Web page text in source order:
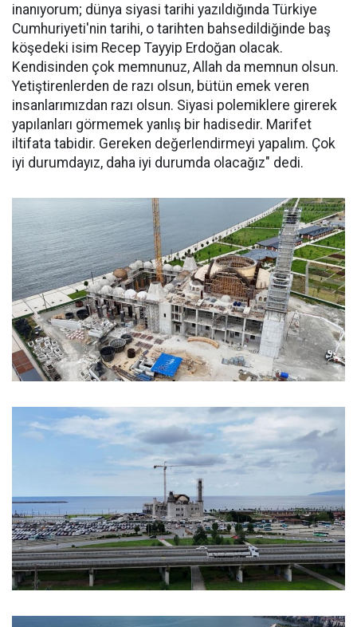
inanıyorum; dünya siyasi tarihi yazıldığında Türkiye
Cumhuriyeti'nin tarihi, o tarihten bahsedildiğinde baş
köşedeki isim Recep Tayyip Erdoğan olacak.
Kendisinden çok memnunuz, Allah da memnun olsun.
Yetiştirenlerden de razı olsun, bütün emek veren
insanlarımızdan razı olsun. Siyasi polemiklere girerek
yapılanları görmemek yanlış bir hadisedir. Marifet
iltifata tabidir. Gereken değerlendirmeyi yapalım. Çok
iyi durumdayız, daha iyi durumda olacağız" dedi.